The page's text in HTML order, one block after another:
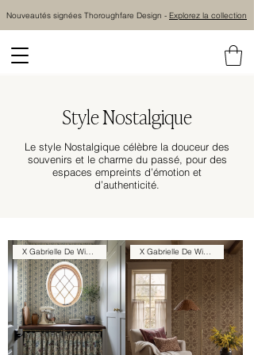
Nouveautés signées Thoroughfare Design - Explorez la collection
Style Nostalgique
Le style Nostalgique célèbre la douceur des
souvenirs et le charme du passé, pour des
espaces empreints d’émotion et
d’authenticité.
X Gabrielle De Winter X Gabrielle De Winter